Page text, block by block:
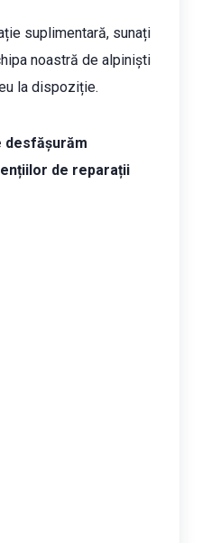
suplimentară, sunați
noastră de alpiniști
la dispoziție.
desfășurăm
de reparații